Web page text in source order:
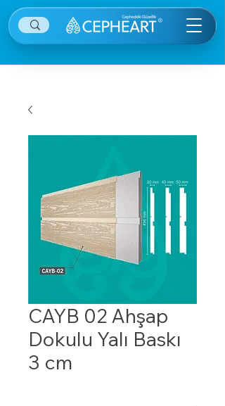
CAYB 02 Ahşap
Dokulu Yalı Baskı
3 cm